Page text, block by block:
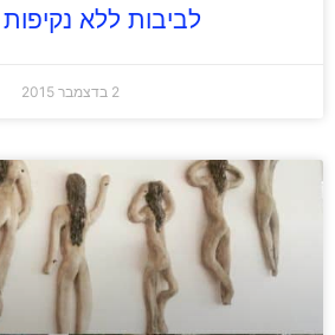
לביבות ללא נקיפות
2 בדצמבר 2015